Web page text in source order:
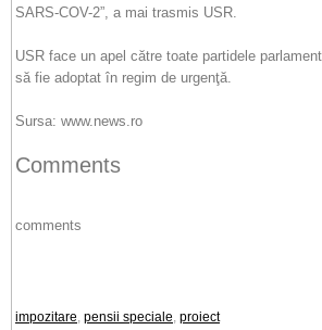
SARS-COV-2”, a mai trasmis USR.
USR face un apel către toate partidele
să fie adoptat în regim de urgenţă.
Sursa: www.news.ro
Comments
comments
impozitare, pensii speciale, proiect